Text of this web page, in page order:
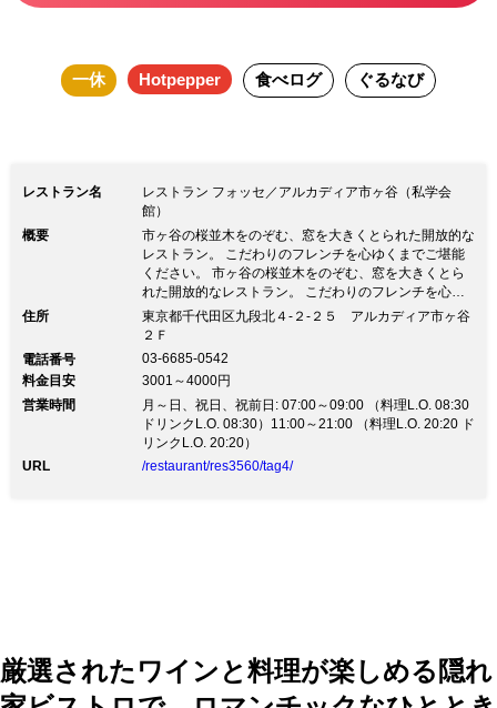
一休 Hotpepper 食べログ ぐるなび
レストラン名
レストラン フォッセ／アルカディア市ヶ谷（私学会
館）
概要
市ヶ谷の桜並木をのぞむ、窓を大きくとられた開放的な
レストラン。 こだわりのフレンチを心ゆくまでご堪能
ください。 市ヶ谷の桜並木をのぞむ、窓を大きくとら
れた開放的なレストラン。 こだわりのフレンチを心ゆ
くまでご堪能ください。●市ヶ谷駅から徒歩2分 ●アルカ
ディア市ヶ谷(私学会館)内にあるフレンチレストランで
ど多様なニーズにお応えします。
住所
東京都千代田区九段北４‐２‐２５ アルカディア市ヶ谷
２Ｆ
電話番号
03-6685-0542
料金目安
3001～4000円
営業時間
月～日、祝日、祝前日: 07:00～09:00 （料理L.O. 08:30
ドリンクL.O. 08:30）11:00～21:00 （料理L.O. 20:20 ド
リンクL.O. 20:20）
URL
/restaurant/res3560/tag4/
厳選されたワインと料理が楽しめる隠れ